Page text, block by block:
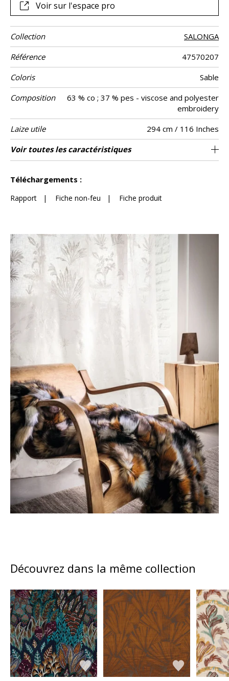
Voir sur l'espace pro
Collection
SALONGA
Référence
47570207
Coloris
Sable
Composition
63 % co ; 37 % pes - viscose and polyester
embroidery
Laize utile
294 cm / 116 Inches
Raccord
Raccord droit
Sens De haut
Poids g/m² 125
Performance
Accoustique
aw - 0.15
Usage
Entretien
Pays d'origine Inde
Rapport
Horizontal
58 cm / 23 Inches
Rapport
Vertical
75 cm / 30 Inches
Caractéristiques
Outdoor
Voir toutes les caractéristiques
Téléchargements :
Rapport | Fiche non-feu | Fiche produit
Découvrez dans la même collection